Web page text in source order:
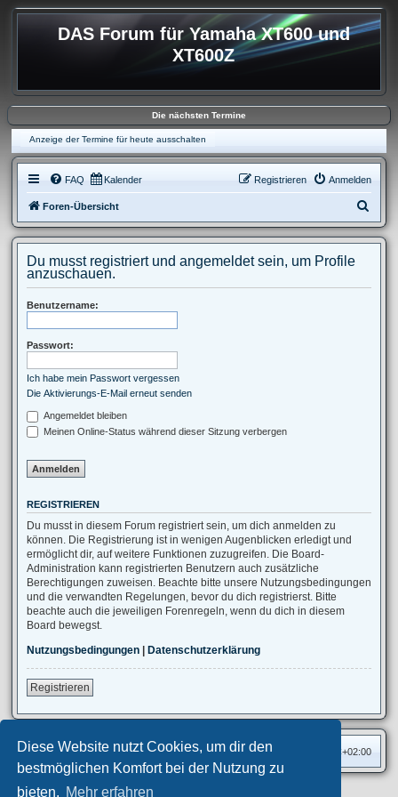
Diese Website nutzt Cookies, um dir den
bestmöglichen Komfort bei der Nutzung zu
bieten. Mehr erfahren
DAS Forum für Yamaha XT600 und
XT600Z
Die nächsten Termine
Anzeige der Termine für heute ausschalten
FAQ Kalender Anmelden
Registrieren
Foren-Übersicht
u
e
Du musst registriert und angemeldet sein, um Profile
anzuschauen.
Benutzername:
Passwort:
Ich habe mein Passwort vergessen
Die Aktivierungs-E-Mail erneut senden
Angemeldet bleiben
Meinen Online-Status während dieser Sitzung verbergen
REGISTRIEREN
Du musst in diesem Forum registriert sein, um dich anmelden zu
können. Die Registrierung ist in wenigen Augenblicken erledigt und
ermöglicht dir, auf weitere Funktionen zuzugreifen. Die Board-
Administration kann registrierten Benutzern auch zusätzliche
Berechtigungen zuweisen. Beachte bitte unsere Nutzungsbedingungen
und die verwandten Regelungen, bevor du dich registrierst. Bitte
beachte auch die jeweiligen Forenregeln, wenn du dich in diesem
Board bewegst.
Nutzungsbedingungen | Datenschutzerklärung
Registrieren
Foren-Übersicht Alle Zeiten sind UTC+02:00